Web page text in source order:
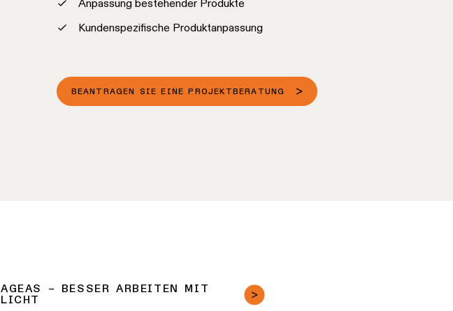
Anpassung bestehender Produkte
Kundenspezifische Produktanpassung
BEANTRAGEN SIE EINE PROJEKTBERATUNG
AGEAS – BESSER ARBEITEN MIT
LICHT